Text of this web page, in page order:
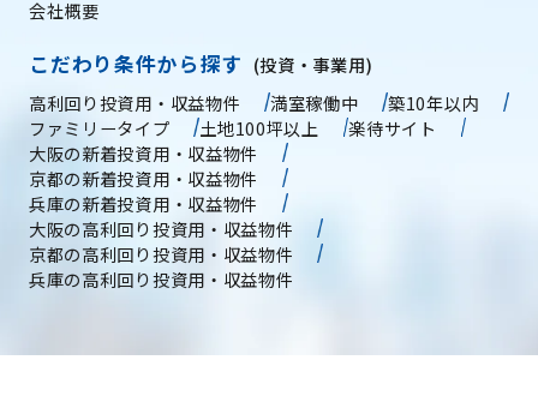
会社概要
こだわり条件から探す (投資・事業用)
高利回り投資用・収益物件
満室稼働中
築10年以内
ファミリータイプ
土地100坪以上
楽待サイト
大阪の新着投資用・収益物件
京都の新着投資用・収益物件
兵庫の新着投資用・収益物件
大阪の高利回り投資用・収益物件
京都の高利回り投資用・収益物件
兵庫の高利回り投資用・収益物件